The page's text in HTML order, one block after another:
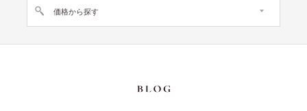
価格から探す